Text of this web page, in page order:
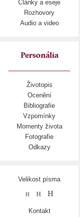
Články a eseje
Rozhovory
Audio a video
Personália
Životopis
Ocenění
Bibliografie
Vzpomínky
Momenty života
Fotografie
Odkazy
Velikost písma
H H H
Kontakt